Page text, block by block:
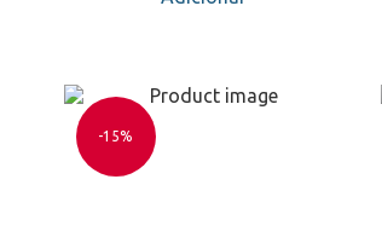
-15%